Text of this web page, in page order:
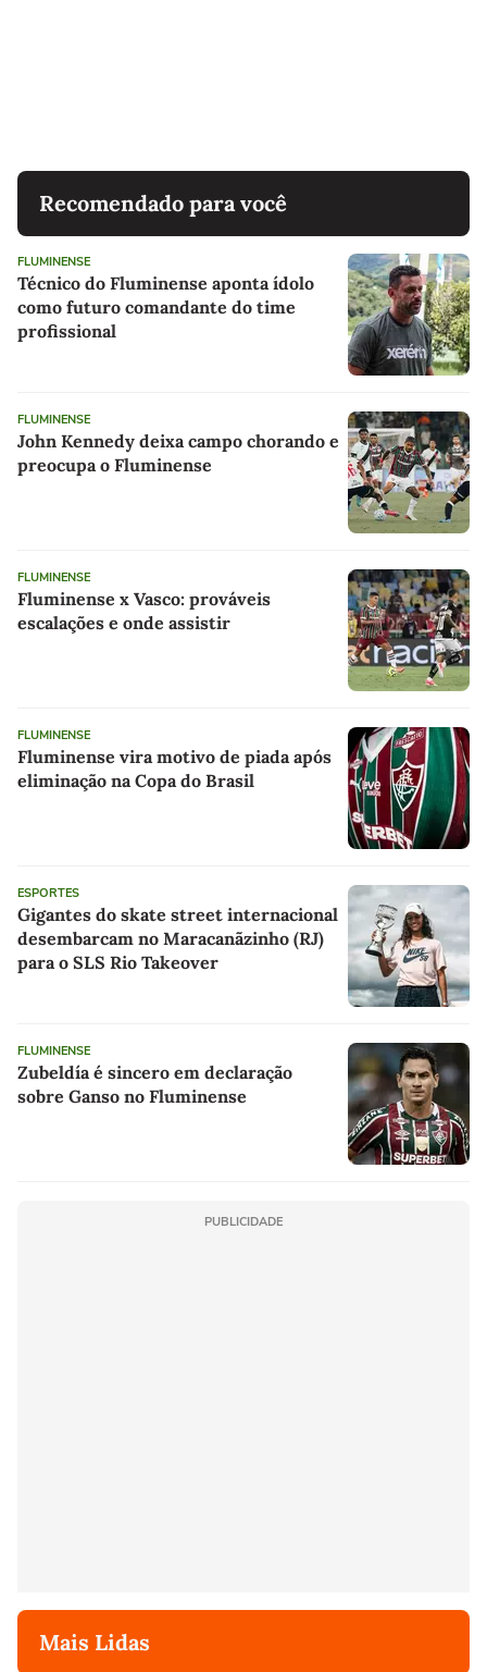
Recomendado para você
FLUMINENSE
Técnico do Fluminense aponta ídolo
como futuro comandante do time
profissional
FLUMINENSE
John Kennedy deixa campo chorando e
preocupa o Fluminense
FLUMINENSE
Fluminense x Vasco: prováveis
escalações e onde assistir
FLUMINENSE
Fluminense vira motivo de piada após
eliminação na Copa do Brasil
ESPORTES
Gigantes do skate street internacional
desembarcam no Maracanãzinho (RJ)
para o SLS Rio Takeover
FLUMINENSE
Zubeldía é sincero em declaração
sobre Ganso no Fluminense
PUBLICIDADE
Mais Lidas